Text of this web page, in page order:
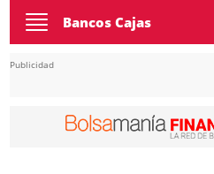
Toggle
navigation
Bancos Cajas
Publicidad